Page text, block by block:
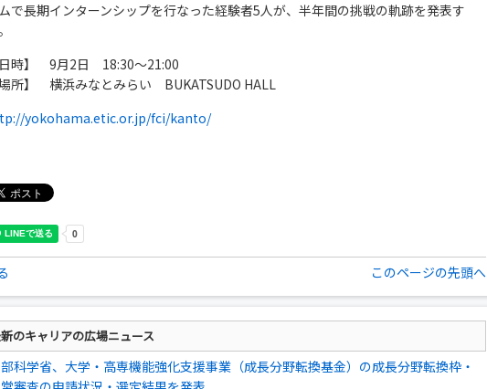
で長期インターンシップを行なった経験者5人が、半年間の挑戦の軌跡を発表す
日時】 9月2日 18:30～21:00
場所】 横浜みなとみらい BUKATSUDO HALL
yokohama.etic.or.jp/fci/kanto/
このページの先頭へ
のキャリアの広場ニュース
科学省、大学・高専機能強化支援事業（成長分野転換基金）の成長分野転換枠・